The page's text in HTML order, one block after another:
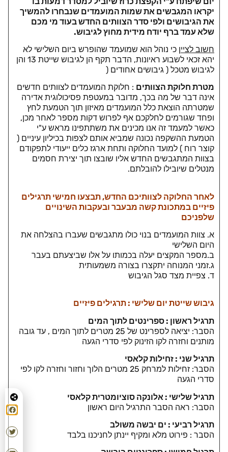
יקראו המגבשים את שמות המועמדים שנבחרו להמשיך
את הגיבושים ולפי סדר הצוותים החדש בעוד מי מכם
שלא עמד ברף יודח מידית מחוץ לגיבוש.
חשוב לציין כי נוהל הוא שמועמד שהופרש ביום השלישי לא
יהא זכאי לשבוע ראיונות, הדבר תקף הן לגיבוש שייטת 13 והן
לגיבוש מטכל ( גיבושים אחודים (
מטרת חלוקת הצוותים : חלוקת המועמדים לצוותים חדשים
אינה דבר של מה בכך, מדובר במעטפת פסיכולוגית אדירה
שמטרתה הוצאת כלל המועמדים מאיזון תוך הטמעת לחץ
ופחד שגורמים לחלקכם אף לפרוש דקות מספר לאחר מכן,
כאשר למעמד זה אנו מכינים את משתתפינו מראש ע"י
הטמעת ההשקפה נכונה שמביא אותם לצפות בכיליון עיניים (
קוצר רוח ) למועד החלוקה ותחת ארגז כלים ייעודי לתפקודם
בצוות המתגבשים החדש אליו שובצו תוך יצירת חסמים
מנטלים שיובילו להובלתם.
לאחר החלוקה לצוותיכם החדש, תבצעו חמישי תרגילים
פיזיים במתכונת קשה מבעבר ובעקבות השינויים
שלפניכם
א. צוות המועמדים בנוי כולו מתגבשים שעברו בהצלחה את
היום השלישי
ב.מספר המקצים יעלה בכמותו על אלו שביצעתם בעבר
ג.זמני המנוחה יתקצרו בצורה משמעותית
ד. צפיית מצד סגל הגיבוש
גיבוש שייטת יום שלישי : תרגילים פיזיים
תרגיל ראשון : ספרינטים לתוך המים
הסבר: יציאה לספרינט של 25 מטרים לתוך המים , עד גובה
מותנים וחזרה לקו הזינוק לפי סדרי הגעה
תרגיל שני : זחילות קלאסי
הסבר: זחילות למרחק 25 מטרים הלוך וחזור וחזרה לקו לפי
סדרי הגעה
תרגיל שלישי : אלונקה סוציומטרית קלאסי
הסבר: ראה הסבר התרגיל היום ראשון
תרגיל רביעי : ים יבשה משולב
הסבר : פירוט מלא ומקיף יינתן לחניכנו בלבד